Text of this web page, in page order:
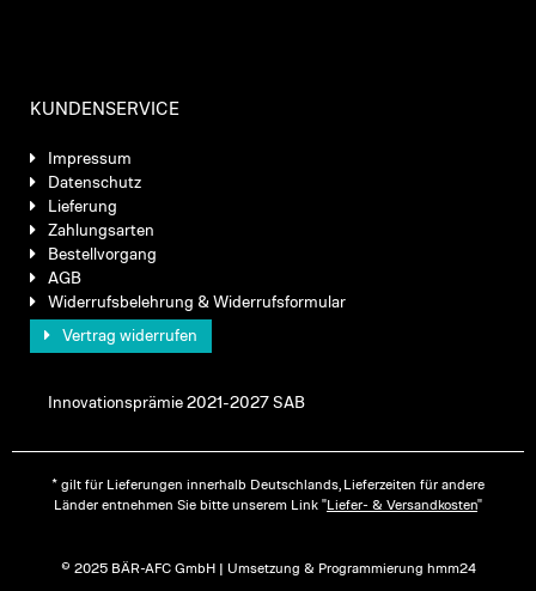
KUNDENSERVICE
Impressum
Datenschutz
Lieferung
Zahlungsarten
Bestellvorgang
AGB
Widerrufsbelehrung & Widerrufsformular
Vertrag widerrufen
Innovationsprämie 2021-2027 SAB
* gilt für Lieferungen innerhalb Deutschlands, Lieferzeiten für andere
Länder entnehmen Sie bitte unserem Link "Liefer- & Versandkosten"
© 2025 BÄR-AFC GmbH | Umsetzung & Programmierung hmm24